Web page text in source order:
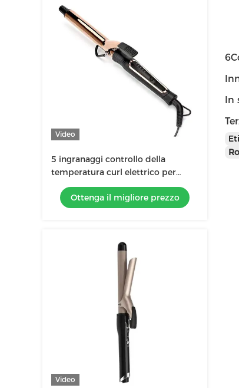
Video
5 ingranaggi controllo della
temperatura curl elettrico per
capelli per lo stile salone capelli
nutriti in pochissimo tempo
Ottenga il migliore prezzo
Video
In